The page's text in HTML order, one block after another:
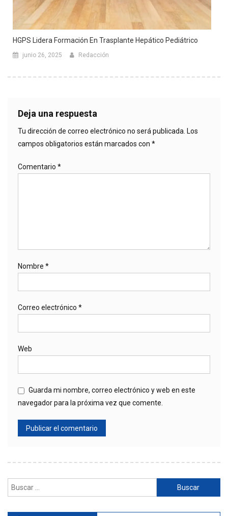
HGPS Lidera Formación En Trasplante Hepático Pediátrico
junio 26, 2025 Redacción
Deja una respuesta
Tu dirección de correo electrónico no será publicada. Los
campos obligatorios están marcados con *
Comentario *
Nombre *
Correo electrónico *
Web
Guarda mi nombre, correo electrónico y web en este
navegador para la próxima vez que comente.
Buscar: